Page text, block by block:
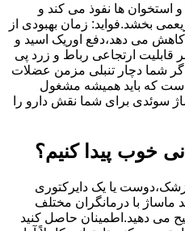
استخوان ها نفوذ می کند و
بخشد.فواید: زمان بهبودی از
کاهش می دهد،دفع اوریک اسید و
قابلیت ارتجاعی رباط و زرد پی
اگر شما دچار تنبلی مزمن عضلات
که باید همیشه مشغول
سوئدی برای شما نقش دارو را
خوب پیدا کنیم؟
یا یک دایرکتوری
ماساژ با درمانگران مختلف
می دهید.اطمینان حاصل کنید